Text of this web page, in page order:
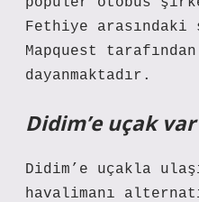
Fethiye arasındaki
Mapquest
dayanmaktadır.
Didim’e uçak var
Didim’e uçakla
havalimanı